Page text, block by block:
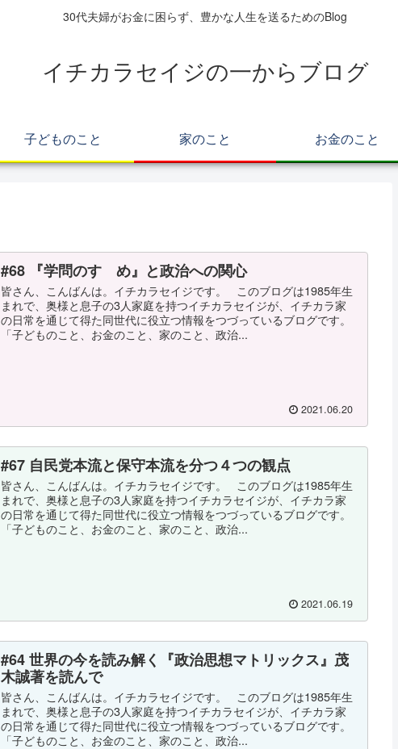
30代夫婦がお金に困らず、豊かな人生を送るためのBlog
イチカラセイジの一からブログ
子どものこと 家のこと お金のこと
#68 『学問のすゝめ』と政治への関心
皆さん、こんばんは。イチカラセイジです。 このブログは1985年生
まれで、奥様と息子の3人家庭を持つイチカラセイジが、イチカラ家
の日常を通じて得た同世代に役立つ情報をつづっているブログです。
「子どものこと、お金のこと、家のこと、政治...
2021.06.20
#67 自民党本流と保守本流を分つ４つの観点
皆さん、こんばんは。イチカラセイジです。 このブログは1985年生
まれで、奥様と息子の3人家庭を持つイチカラセイジが、イチカラ家
の日常を通じて得た同世代に役立つ情報をつづっているブログです。
「子どものこと、お金のこと、家のこと、政治...
2021.06.19
#64 世界の今を読み解く『政治思想マトリックス』茂
木誠著を読んで
皆さん、こんばんは。イチカラセイジです。 このブログは1985年生
まれで、奥様と息子の3人家庭を持つイチカラセイジが、イチカラ家
の日常を通じて得た同世代に役立つ情報をつづっているブログです。
「子どものこと、お金のこと、家のこと、政治...